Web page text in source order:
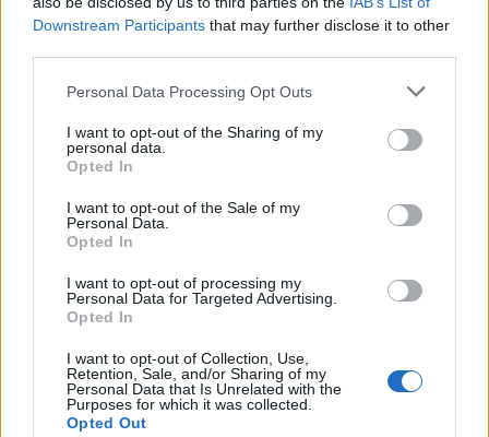
Downstream Participants that may further disclose it to other
Please note that this website/app uses one or more Google
not limited to your visit or usage behaviour. You may click to
grant or deny consent to Google and its third-party tags to
use your data for below specified purposes in below Google
consent section.
Personal Data Processing Opt Outs
I want to opt-out of the Sharing of my
personal data.
Opted In
I want to opt-out of the Sale of my
Personal Data.
Opted In
I want to opt-out of processing my
Personal Data for Targeted Advertising.
Opted In
I want to opt-out of Collection, Use,
Retention, Sale, and/or Sharing of my
Personal Data that Is Unrelated with the
Purposes for which it was collected.
Opted Out
zaklatás
Startup határok nélkül
Üzlet| 2014.03.26 07:00
Indul a startup szezon